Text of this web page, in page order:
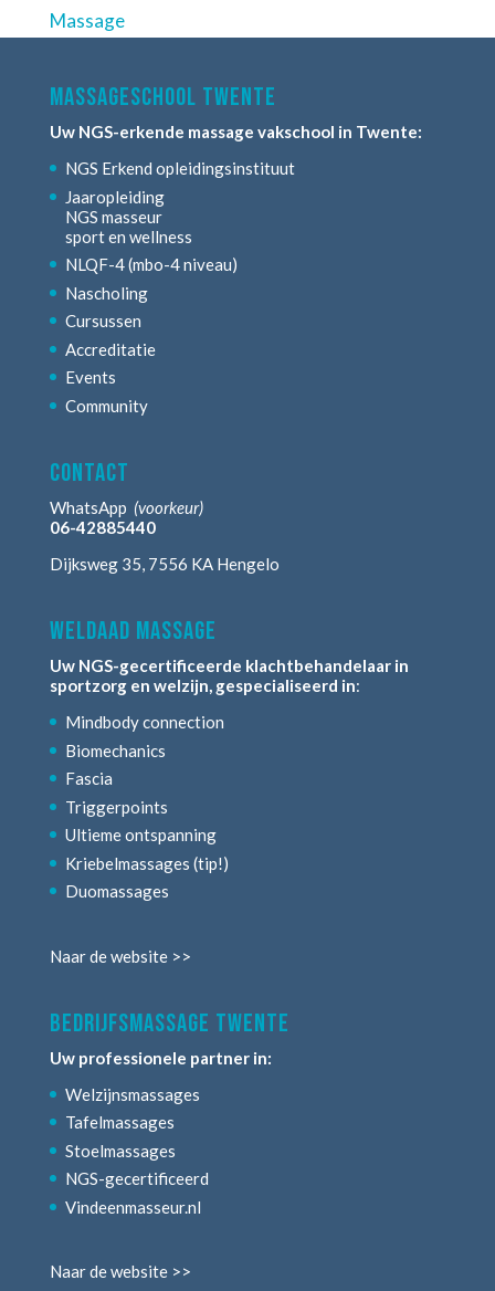
Massage
Massageschool Twente
Uw NGS-erkende massage vakschool in Twente:
NGS Erkend opleidingsinstituut
Jaaropleiding
NGS masseur
sport en wellness
NLQF-4 (mbo-4 niveau)
Nascholing
Cursussen
Accreditatie
Events
Community
contact
WhatsApp (voorkeur)
06-42885440
Dijksweg 35, 7556 KA Hengelo
weldaad massage
Uw NGS-gecertificeerde klachtbehandelaar in
sportzorg en welzijn, gespecialiseerd in:
Mindbody connection
Biomechanics
Fascia
Triggerpoints
Ultieme ontspanning
Kriebelmassages (tip!)
Duomassages
Naar de website >>
bedrijfsmassage twente
Uw professionele partner in:
Welzijnsmassages
Tafelmassages
Stoelmassages
NGS-gecertificeerd
Vindeenmasseur.nl
Naar de website >>